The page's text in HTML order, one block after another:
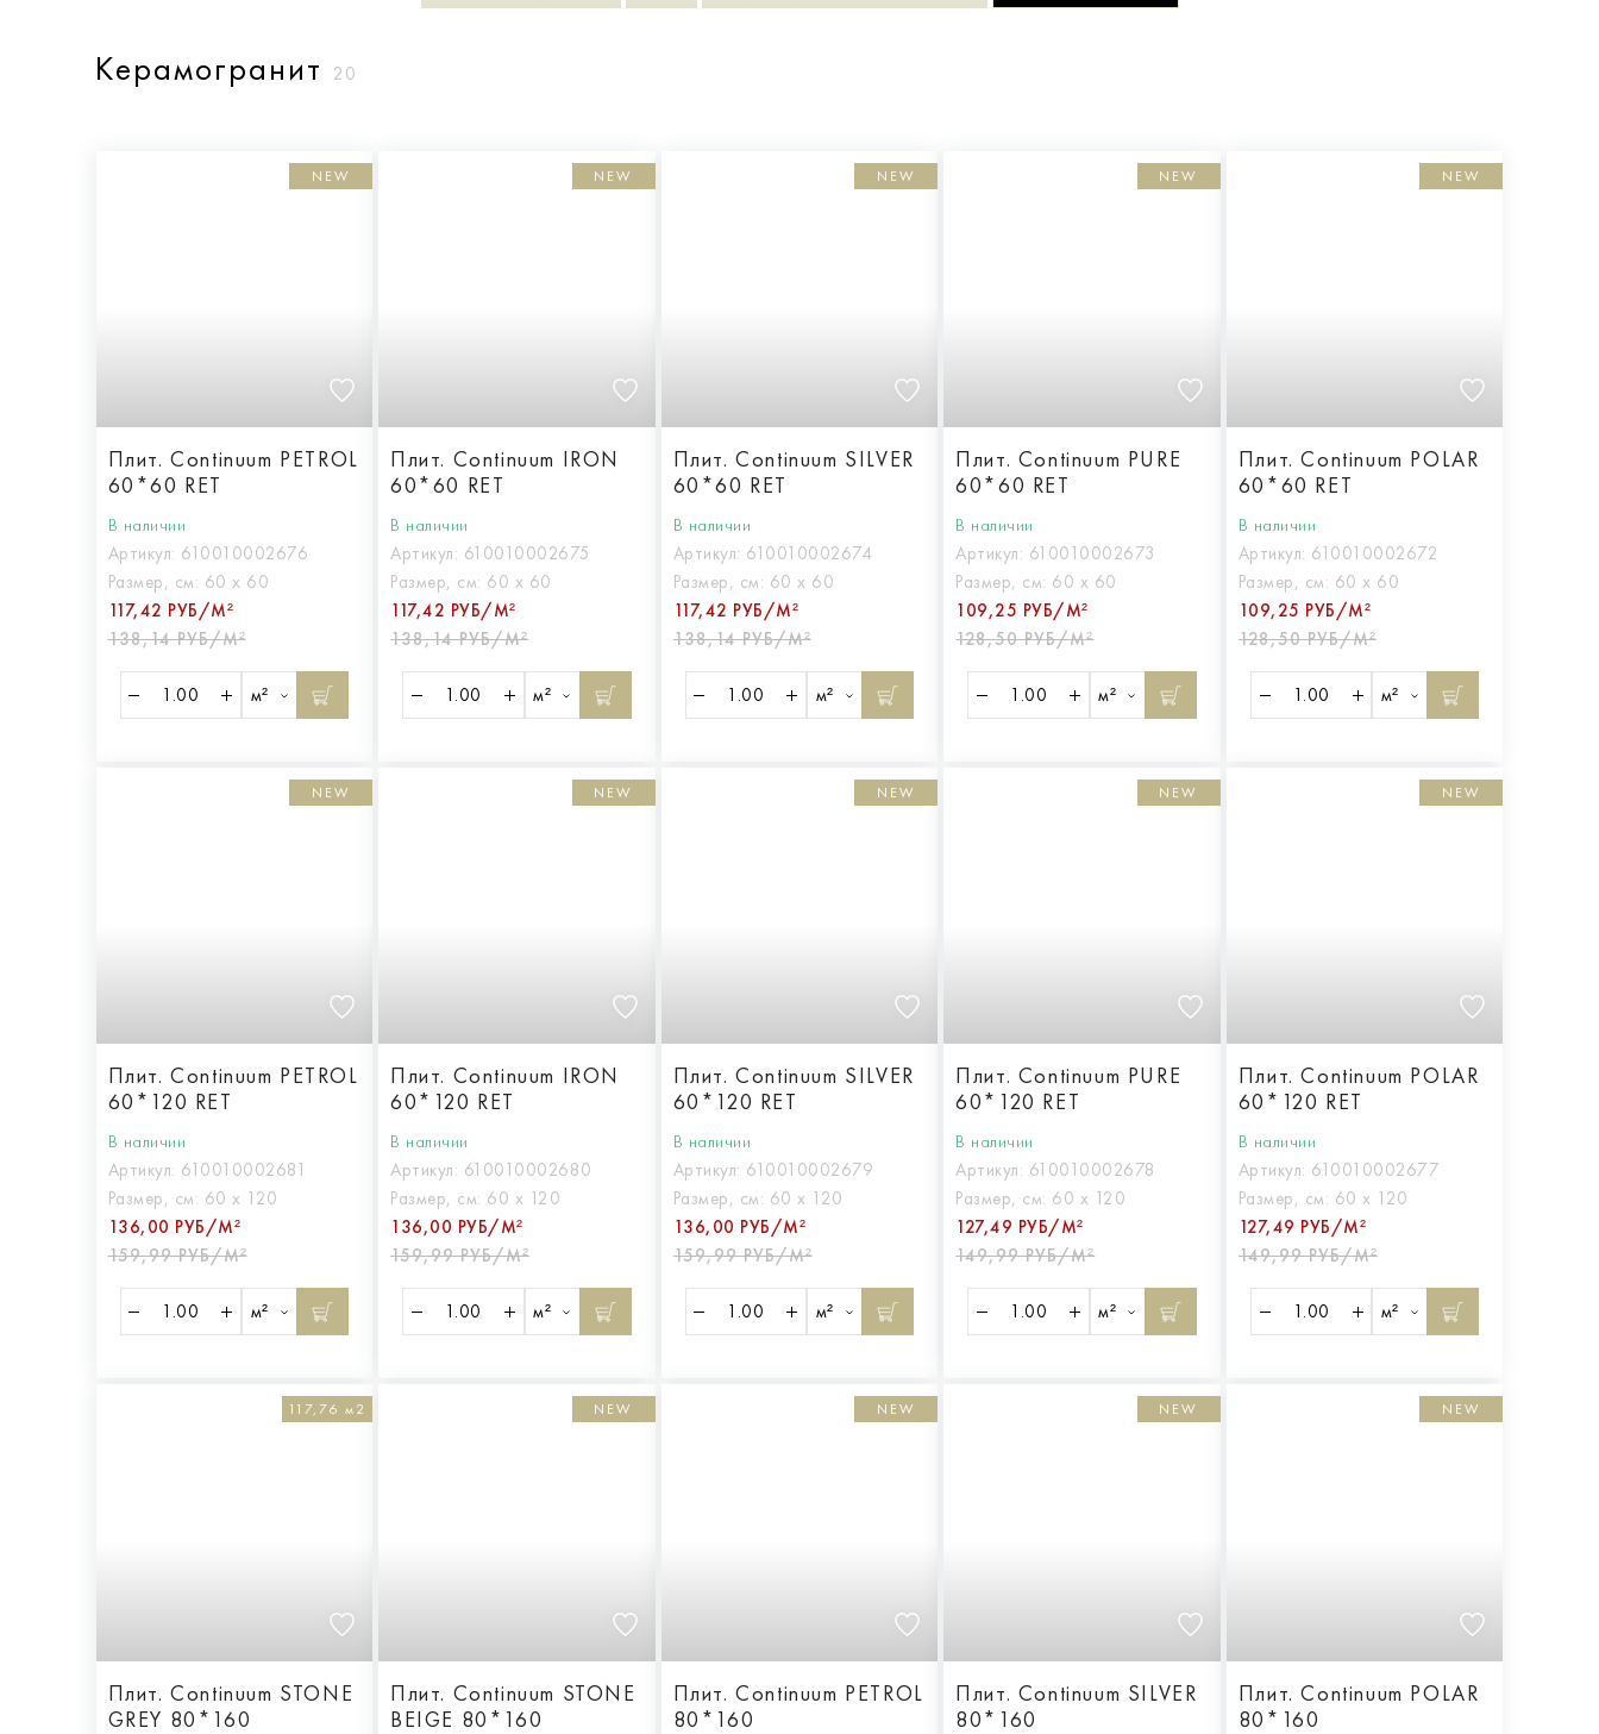
Керамогранит 20
NEW
Плит. Continuum PETROL
60*60 RET
В наличии
Артикул: 610010002676
Размер, см: 60 х 60
117,42 РУБ/М²
138,14 РУБ/М²
м²
NEW
Плит. Continuum IRON
60*60 RET
В наличии
Артикул: 610010002675
Размер, см: 60 х 60
117,42 РУБ/М²
138,14 РУБ/М²
м²
NEW
Плит. Continuum SILVER
60*60 RET
В наличии
Артикул: 610010002674
Размер, см: 60 х 60
117,42 РУБ/М²
138,14 РУБ/М²
м²
NEW
Плит. Continuum PURE
60*60 RET
В наличии
Артикул: 610010002673
Размер, см: 60 х 60
109,25 РУБ/М²
128,50 РУБ/М²
м²
NEW
Плит. Continuum POLAR
60*60 RET
В наличии
Артикул: 610010002672
Размер, см: 60 х 60
109,25 РУБ/М²
128,50 РУБ/М²
м²
NEW
Плит. Continuum PETROL
60*120 RET
В наличии
Артикул: 610010002681
Размер, см: 60 х 120
136,00 РУБ/М²
159,99 РУБ/М²
м²
NEW
Плит. Continuum IRON
60*120 RET
В наличии
Артикул: 610010002680
Размер, см: 60 х 120
136,00 РУБ/М²
159,99 РУБ/М²
м²
NEW
Плит. Continuum SILVER
60*120 RET
В наличии
Артикул: 610010002679
Размер, см: 60 х 120
136,00 РУБ/М²
159,99 РУБ/М²
м²
NEW
Плит. Continuum PURE
60*120 RET
В наличии
Артикул: 610010002678
Размер, см: 60 х 120
127,49 РУБ/М²
149,99 РУБ/М²
м²
NEW
Плит. Continuum POLAR
60*120 RET
В наличии
Артикул: 610010002677
Размер, см: 60 х 120
127,49 РУБ/М²
149,99 РУБ/М²
м²
117,76 м2
Плит. Continuum STONE
GREY 80*160
NEW
Плит. Continuum STONE
BEIGE 80*160
NEW
Плит. Continuum PETROL
80*160
NEW
Плит. Continuum SILVER
80*160
NEW
Плит. Continuum POLAR
80*160